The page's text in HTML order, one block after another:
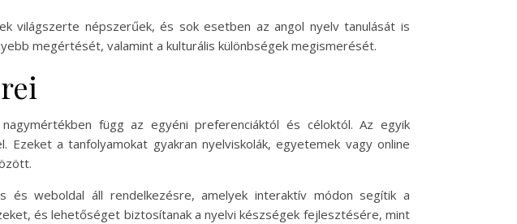
világszerte népszerűek, és sok esetben az angol nyelv tanulását is
megértését, valamint a kulturális különbségek megismerését.
függ az egyéni preferenciáktól és céloktól. Az egyik
a tanfolyamokat gyakran nyelviskolák, egyetemek vagy online
és weboldal áll rendelkezésre, amelyek interaktív módon segítik a
és lehetőséget biztosítanak a nyelvi készségek fejlesztésére, mint